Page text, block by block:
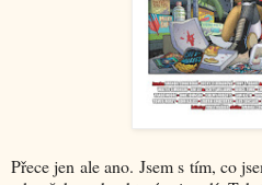
Přece jen ale ano. Jsem s tím, co